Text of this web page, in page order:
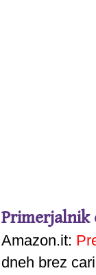
Primerjalnik
Amazon.it:
dneh brez